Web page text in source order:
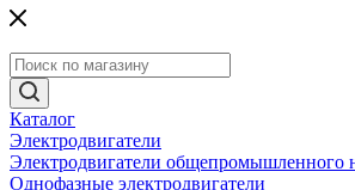
Каталог
Электродвигатели
Электродвигатели общепромышленного
Однофазные электродвигатели